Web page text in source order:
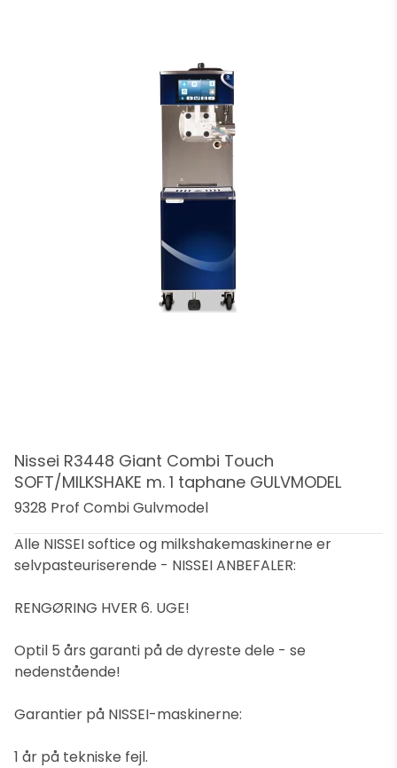
Nissei R3448 Giant Combi Touch
SOFT/MILKSHAKE m. 1 taphane GULVMODEL
9328 Prof Combi Gulvmodel
Alle NISSEI softice og milkshakemaskinerne er
selvpasteuriserende - NISSEI ANBEFALER:
RENGØRING HVER 6. UGE!
Optil 5 års garanti på de dyreste dele - se
nedenstående!
Garantier på NISSEI-maskinerne:
1 år på tekniske fejl.